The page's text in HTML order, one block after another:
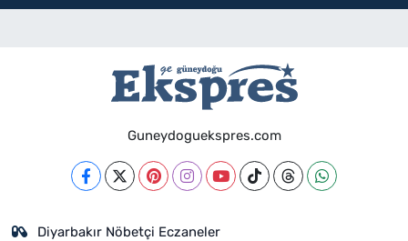
Guneydoguekspres.com
Diyarbakır Nöbetçi Eczaneler